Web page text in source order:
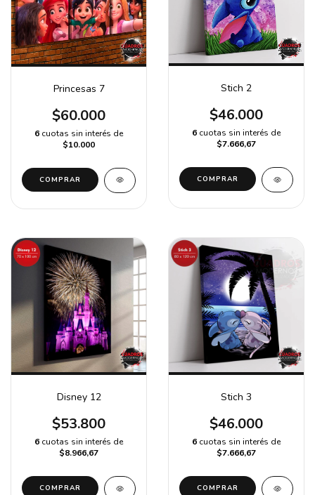
Princesas 7
$60.000
6 cuotas sin interés de
$10.000
Stich 2
$46.000
6 cuotas sin interés de
$7.666,67
COMPRAR
Disney 12
$53.800
6 cuotas sin interés de
$8.966,67
COMPRAR
Stich 3
$46.000
6 cuotas sin interés de
$7.666,67
COMPRAR